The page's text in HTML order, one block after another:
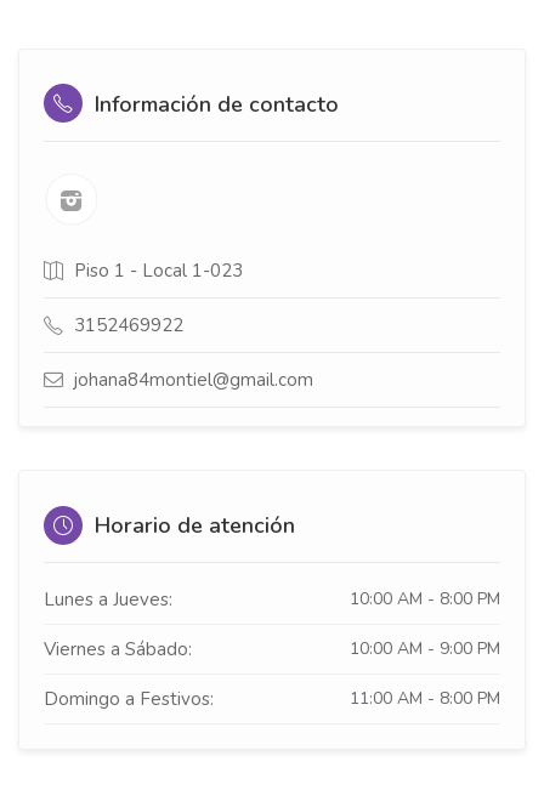
Información de contacto
Piso 1 - Local 1-023
3152469922
johana84montiel@gmail.com
Horario de atención
Lunes a Jueves: 10:00 AM - 8:00 PM
Viernes a Sábado: 10:00 AM - 9:00 PM
Domingo a Festivos: 11:00 AM - 8:00 PM